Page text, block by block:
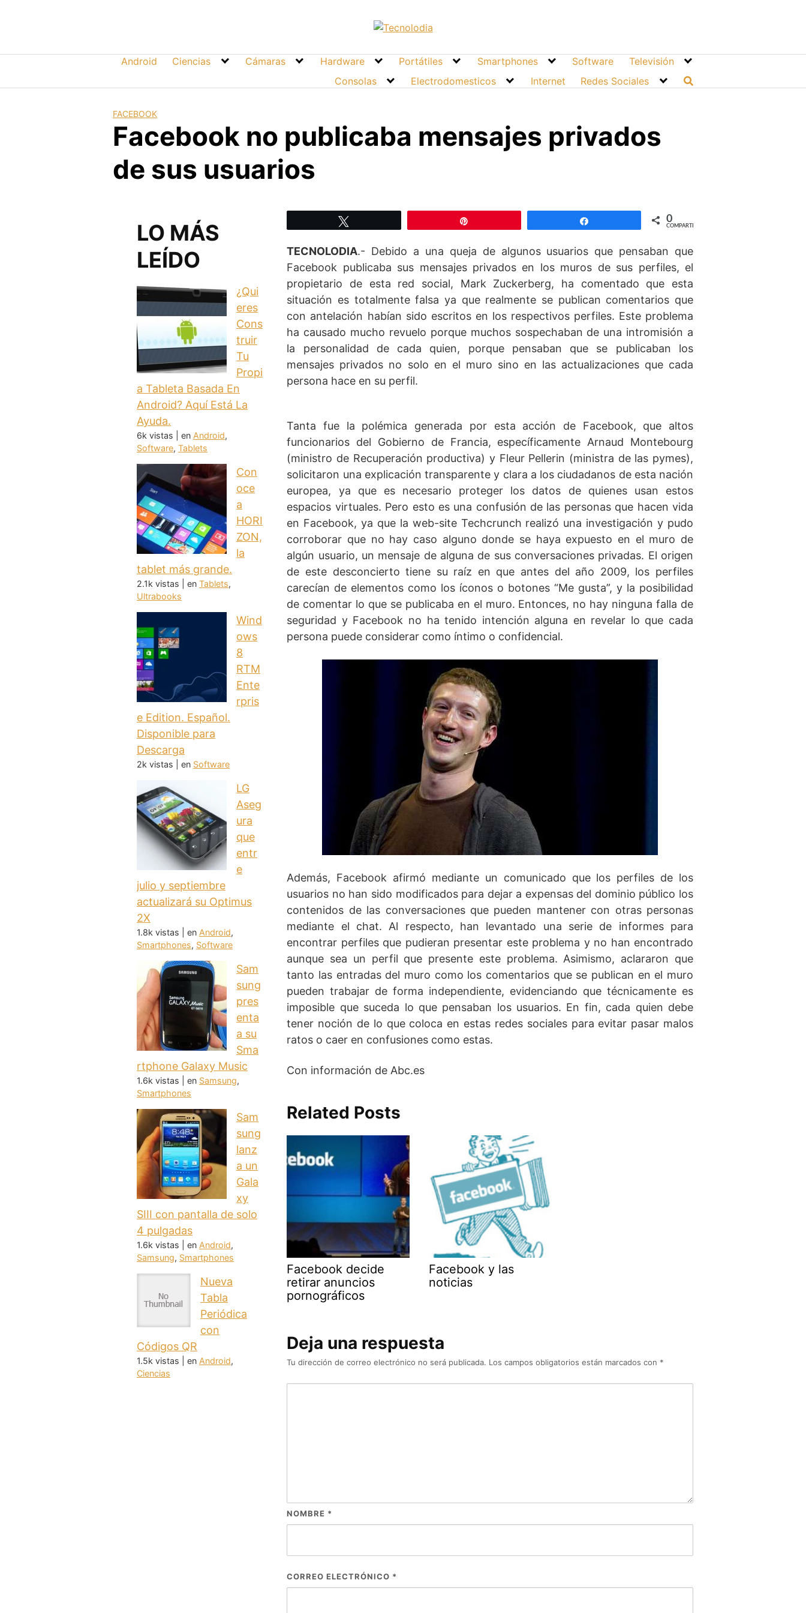
Android Ciencias Cámaras Hardware Portátiles Smartphones Software
Televisión
Consolas
Electrodomesticos Internet Redes Sociales
FACEBOOK
Facebook no publicaba mensajes privados
de sus usuarios
0
COMPARTIR
TECNOLODIA.- Debido a una queja de algunos usuarios que pensaban que
Facebook publicaba sus mensajes privados en los muros de sus perfiles, el
propietario de esta red social, Mark Zuckerberg, ha comentado que esta
situación es totalmente falsa ya que realmente se publican comentarios que
con antelación habían sido escritos en los respectivos perfiles. Este problema
ha causado mucho revuelo porque muchos sospechaban de una intromisión a
la personalidad de cada quien, porque pensaban que se publicaban los
mensajes privados no solo en el muro sino en las actualizaciones que cada
persona hace en su perfil.
Tanta fue la polémica generada por esta acción de Facebook, que altos
funcionarios del Gobierno de Francia, específicamente Arnaud Montebourg
(ministro de Recuperación productiva) y Fleur Pellerin (ministra de las pymes),
solicitaron una explicación transparente y clara a los ciudadanos de esta nación
europea, ya que es necesario proteger los datos de quienes usan estos
espacios virtuales. Pero esto es una confusión de las personas que hacen vida
en Facebook, ya que la web-site Techcrunch realizó una investigación y pudo
corroborar que no hay caso alguno donde se haya expuesto en el muro de
algún usuario, un mensaje de alguna de sus conversaciones privadas. El origen
de este desconcierto tiene su raíz en que antes del año 2009, los perfiles
carecían de elementos como los íconos o botones “Me gusta”, y la posibilidad
de comentar lo que se publicaba en el muro. Entonces, no hay ninguna falla de
seguridad y Facebook no ha tenido intención alguna en revelar lo que cada
persona puede considerar como íntimo o confidencial.
Además, Facebook afirmó mediante un comunicado que los perfiles de los
usuarios no han sido modificados para dejar a expensas del dominio público los
contenidos de las conversaciones que pueden mantener con otras personas
mediante el chat. Al respecto, han levantado una serie de informes para
encontrar perfiles que pudieran presentar este problema y no han encontrado
aunque sea un perfil que presente este problema. Asimismo, aclararon que
tanto las entradas del muro como los comentarios que se publican en el muro
pueden trabajar de forma independiente, evidenciando que técnicamente es
imposible que suceda lo que pensaban los usuarios. En fin, cada quien debe
tener noción de lo que coloca en estas redes sociales para evitar pasar malos
ratos o caer en confusiones como estas.
Con información de Abc.es
Related Posts
Facebook decide
retirar anuncios
pornográficos
Facebook y las
noticias
Deja una respuesta
Tu dirección de correo electrónico no será publicada. Los campos obligatorios están marcados con *
NOMBRE *
CORREO ELECTRÓNICO *
LO MÁS
LEÍDO
¿Qui
eres
Cons
truir
Tu
Propi
a Tableta Basada En
Android? Aquí Está La
Ayuda.
6k vistas en Android,
Software, Tablets
Con
oce
a
HORI
ZON,
la
tablet más grande.
2.1k vistas en Tablets,
Ultrabooks
Wind
ows
8
RTM
Ente
rpris
e Edition. Español.
Disponible para
Descarga
2k vistas en Software
LG
Aseg
ura
que
entr
e
julio y septiembre
actualizará su Optimus
2X
1.8k vistas en Android,
Smartphones, Software
Sam
sung
pres
enta
a su
Sma
rtphone Galaxy Music
1.6k vistas en Samsung,
Smartphones
Sam
sung
lanz
a un
Gala
xy
SIII con pantalla de solo
4 pulgadas
1.6k vistas en Android,
Samsung, Smartphones
Nueva
Tabla
Periódica
con
Códigos QR
1.5k vistas en Android,
Ciencias